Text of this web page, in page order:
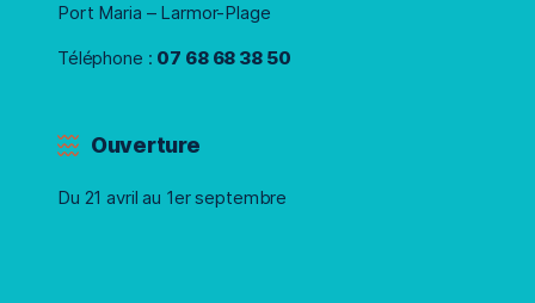
Port Maria – Larmor-Plage
Téléphone : 07 68 68 38 50
Ouverture
Du 21 avril au 1er septembre